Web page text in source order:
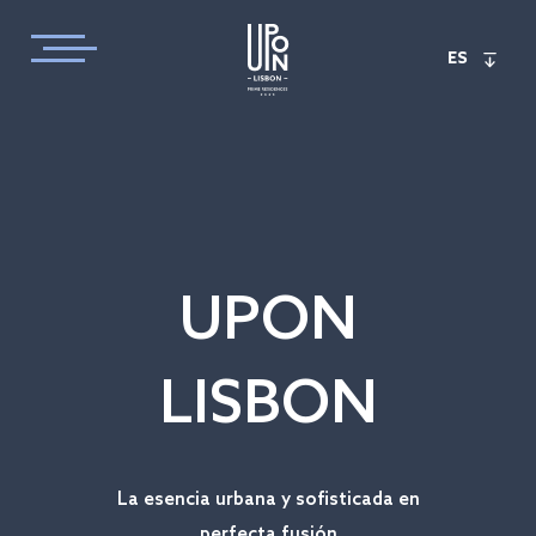
ES
UPON
LISBON
La esencia urbana y sofisticada en